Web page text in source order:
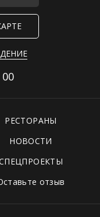
РЕСТОРАНЫ
НОВОСТИ
отзыв